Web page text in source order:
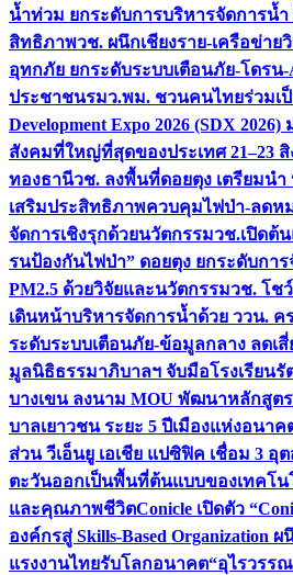
น้ำท่วม ยกระดับการบริหารจัดการน้
สิทธิภาพวช. ผนึกเชียงราย-เครือข่า
อุทกภัย ยกระดับระบบเตือนภัย-โดรน
ประชาชนรมว.พม. ชวนคนไทยร่วมเ
Development Expo 2026 (SDX
สังคมที่ใหญ่ที่สุดของประเทศ 21–23
ทองธานีวช. ลงพื้นที่ดอยตุง เตรียมนำ
เสริมประสิทธิภาพควบคุมไฟป่า-ลดห
จัดการเชิงรุกด้วยนวัตกรรมวช.เปิดต้
รนป้องกันไฟป่า” ดอยตุง ยกระดับกา
PM2.5 ด้วยวิจัยและนวัตกรรมวช. โช
เดินหน้าบริหารจัดการน้ำด้วย ววน. ค
ระดับระบบเตือนภัย-ข้อมูลกลาง ลดเ
มูลนิธิธรรมาภิบาลฯ จับมือโรงเรียน
บางเขน ลงนาม MOU พัฒนาหลักสูต
บาลเยาวชน ระยะ 5 ปีเมืองแห่งอนา
ส่วน วีเอ็นยู เอเชีย แปซิฟิค เชื่อม 3
ตะวันออกเป็นพื้นที่ต้นแบบของเทคโน
และคุณภาพชีวิตConicle เปิดตัว
องค์กรสู่ Skills-Based Organization
แรงงานไทยรับโลกอนาคต“อุไรวรร